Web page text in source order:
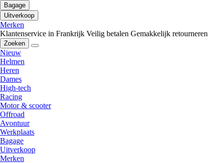
Bagage
Uitverkoop
Merken
Klantenservice in Frankrijk Veilig betalen Gemakkelijk retourneren
Zoeken
Nieuw
Helmen
Heren
Dames
High-tech
Racing
Motor & scooter
Offroad
Avontuur
Werkplaats
Bagage
Uitverkoop
Merken